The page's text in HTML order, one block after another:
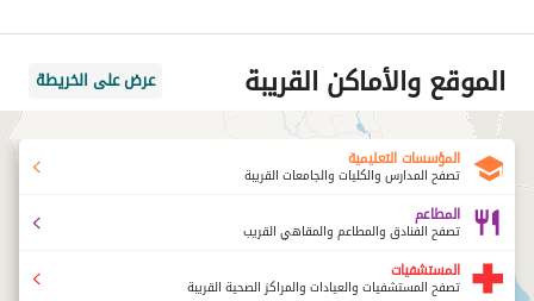
الموقع والأماكن القريبة عرض على الخريطة
المؤسسات التعليمية
تصفح المدارس والكليات والجامعات القريبة
المطاعم
تصفح الفنادق والمطاعم والمقاهي القريب
المستشفيات
تصفح المستشفيات والعيادات والمراكز الصحية القريبة